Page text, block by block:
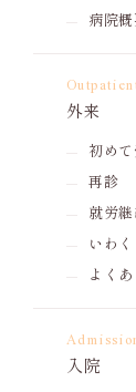
病院
外来
初め
再診
就労
いわ
よく
入院